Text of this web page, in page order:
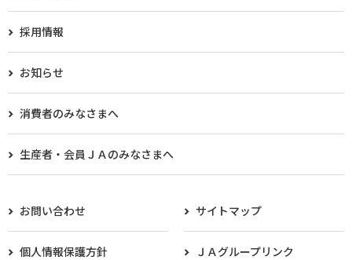
採用情報
お知らせ
消費者のみなさまへ
生産者・会員ＪＡのみなさまへ​
お問い合わせ サイトマップ
個人情報保護方針 ＪＡグループリンク